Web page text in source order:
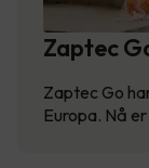
Zaptec
Zaptec Go
Europa. Nå